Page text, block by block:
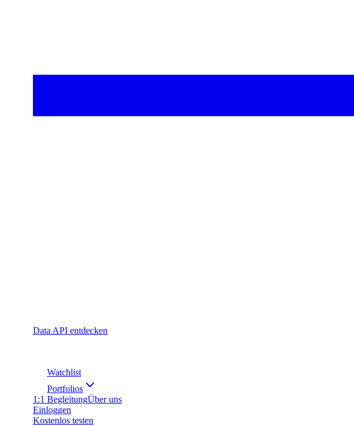
Data API entdecken
Watchlist
Portfolios
1:1 BegleitungÜber uns
Einloggen
Kostenlos testen